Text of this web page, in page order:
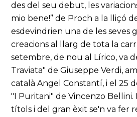
des del seu debut, les
mio bene!” de Proch a la lliçó
esdevindrien una de les seves
creacions al llarg de tota la
setembre, de nou al Lírico, va
Traviata" de Giuseppe Verdi,
català Angel Constantí, i el 25
"I Puritani" de Vincenzo Bellini.
títols i del gran èxit se'n va fer